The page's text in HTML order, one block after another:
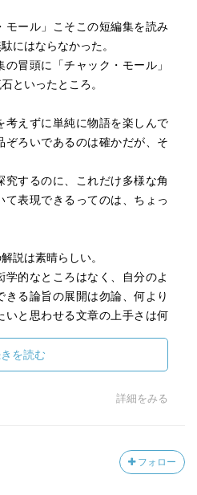
モール」こそこの短編集を読み
にはならなかった。
冒頭に「チャック・モール」
といったところ。
考えずに単純に物語を楽しんで
ぞろいであるのは確かだが、そ
究するのに、これだけ多様な角
て表現できるってのは、ちょっ
説は素晴らしい。
的なところはなく、自分のよ
きる論旨の展開は勿論、何より
いと思わせる文章の上手さは何
を読む
詳細をみる
フォロー